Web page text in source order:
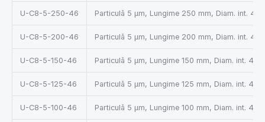
U-C8-5-250-46 Particulă 5 µm, Lungime 250 mm, Diam. int. 4.6
U-C8-5-200-46 Particulă 5 µm, Lungime 200 mm, Diam. int. 4.6
U-C8-5-150-46 Particulă 5 µm, Lungime 150 mm, Diam. int. 4.6
U-C8-5-125-46 Particulă 5 µm, Lungime 125 mm, Diam. int. 4.6
U-C8-5-100-46 Particulă 5 µm, Lungime 100 mm, Diam. int. 4.6